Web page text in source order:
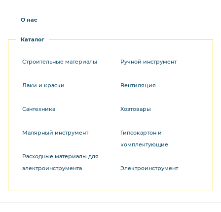
О нас
Каталог
Строительные материалы
Лаки и краски
Сантехника
Малярный инструмент
Расходные материалы для
электроинструмента
Ручной инструмент
Вентиляция
Хозтовары
Гипсокартон и
комплектующие
Электроинструмент